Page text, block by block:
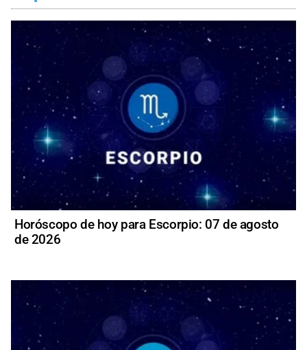
Horóscopo de hoy para Escorpio: 07 de agosto
de 2026